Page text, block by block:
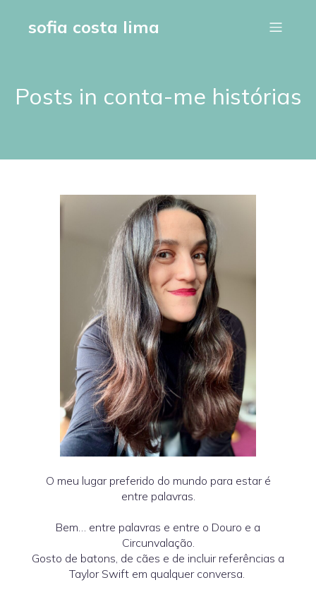
sofia costa lima
Posts in conta-me histórias
O meu lugar preferido do mundo para estar é
entre palavras.
Bem… entre palavras e entre o Douro e a
Circunvalação.
Gosto de batons, de cães e de incluir referências a
Taylor Swift em qualquer conversa.